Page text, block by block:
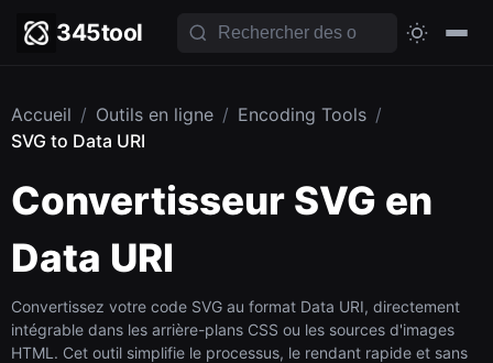
345tool
Accueil / Outils en ligne / Encoding Tools /
SVG to Data URI
Convertisseur SVG en
Data URI
Convertissez votre code SVG au format Data URI, directement
intégrable dans les arrière-plans CSS ou les sources d'images
HTML. Cet outil simplifie le processus, le rendant rapide et sans